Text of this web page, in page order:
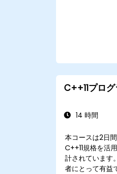
C++11プロ
14 時間
本コースは2日
C++11規格を活
計されています
者にとって有益